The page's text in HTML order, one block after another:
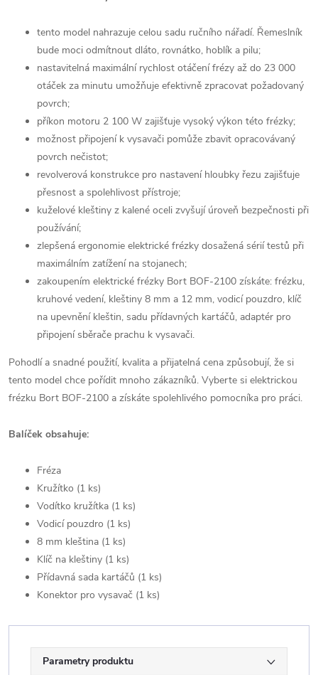
tento model nahrazuje celou sadu ručního nářadí. Řemeslník
bude moci odmítnout dláto, rovnátko, hoblík a pilu;
nastavitelná maximální rychlost otáčení frézy až do 23 000
otáček za minutu umožňuje efektivně zpracovat požadovaný
povrch;
příkon motoru 2 100 W zajišťuje vysoký výkon této frézky;
možnost připojení k vysavači pomůže zbavit opracovávaný
povrch nečistot;
revolverová konstrukce pro nastavení hloubky řezu zajišťuje
přesnost a spolehlivost přístroje;
kuželové kleštiny z kalené oceli zvyšují úroveň bezpečnosti při
používání;
zlepšená ergonomie elektrické frézky dosažená sérií testů při
maximálním zatížení na stojanech;
zakoupením elektrické frézky Bort BOF-2100 získáte: frézku,
kruhové vedení, kleštiny 8 mm a 12 mm, vodicí pouzdro, klíč
na upevnění kleštin, sadu přídavných kartáčů, adaptér pro
připojení sběrače prachu k vysavači.
Pohodlí a snadné použití, kvalita a přijatelná cena způsobují, že si
tento model chce pořídit mnoho zákazníků. Vyberte si elektrickou
frézku Bort BOF-2100 a získáte spolehlivého pomocníka pro práci.
Balíček obsahuje:
Fréza
Kružítko (1 ks)
Vodítko kružítka (1 ks)
Vodicí pouzdro (1 ks)
8 mm kleština (1 ks)
Klíč na kleštiny (1 ks)
Přídavná sada kartáčů (1 ks)
Konektor pro vysavač (1 ks)
Parametry produktu